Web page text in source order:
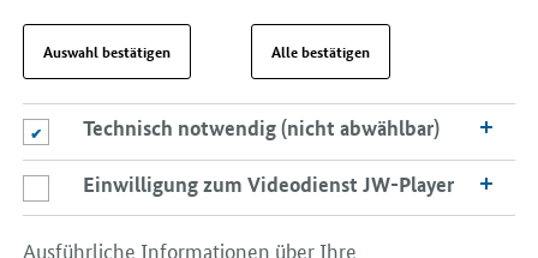
Auswahl bestätigen Alle bestätigen
Technisch notwendig (nicht abwählbar)
Technisch notwendig (nicht abwählbar)
Einwilligung zum Videodienst JW-Player
Einwilligung zum Videodienst JW-Player
Ausführliche Informationen über Ihre